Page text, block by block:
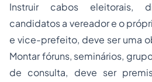
Instruir cabos eleitorais,
candidatos a vereador e o
e vice-prefeito, deve ser uma
Montar fóruns, seminários,
de consulta, deve ser